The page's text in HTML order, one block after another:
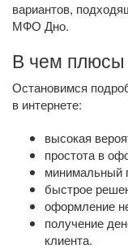
вариантов,
МФО Дно.
В чем
Остановимся
в интернете:
высокая
простота в
минимальный
быстрое
оформление
получение
клиента.